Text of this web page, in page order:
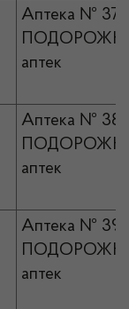
Аптека № 37
аптек
Аптека № 38
аптек
Аптека № 39
аптек